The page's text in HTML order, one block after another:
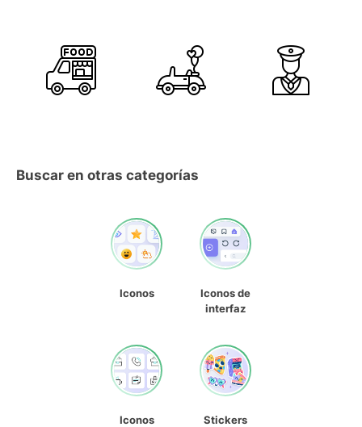
Buscar en otras categorías
Iconos
Iconos de
interfaz
Iconos
Stickers